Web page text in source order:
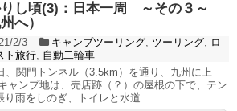
し頃(3)：日本一周 ～その３～
へ）
2/3 キャンプツーリング, ツーリング, ロ
ト旅行, 自動二輪車
、関門トンネル（3.5km）を通り、九州に上
ャンプ地は、売店跡（？）の屋根の下で、テン
り雨をしのぎ、トイレと水道...